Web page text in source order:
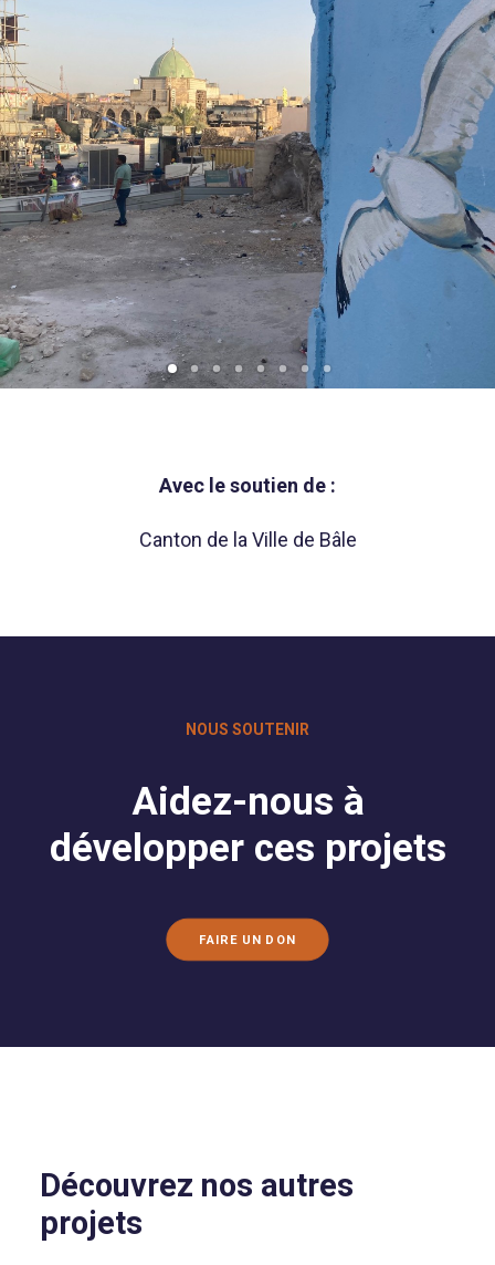
Avec le soutien de :
Canton de la Ville de Bâle
NOUS SOUTENIR
Aidez-nous à
développer ces projets
FAIRE UN DON
Découvrez nos autres
projets